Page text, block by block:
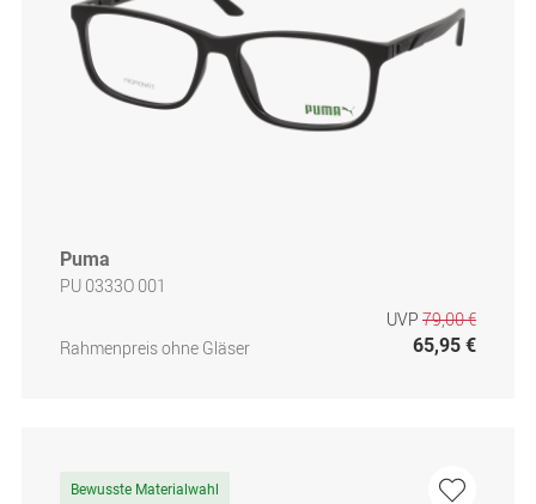
Puma
PU 0333O 001
Rahmenpreis ohne Gläser
UVP 79,00 €
65,95 €
Bewusste Materialwahl